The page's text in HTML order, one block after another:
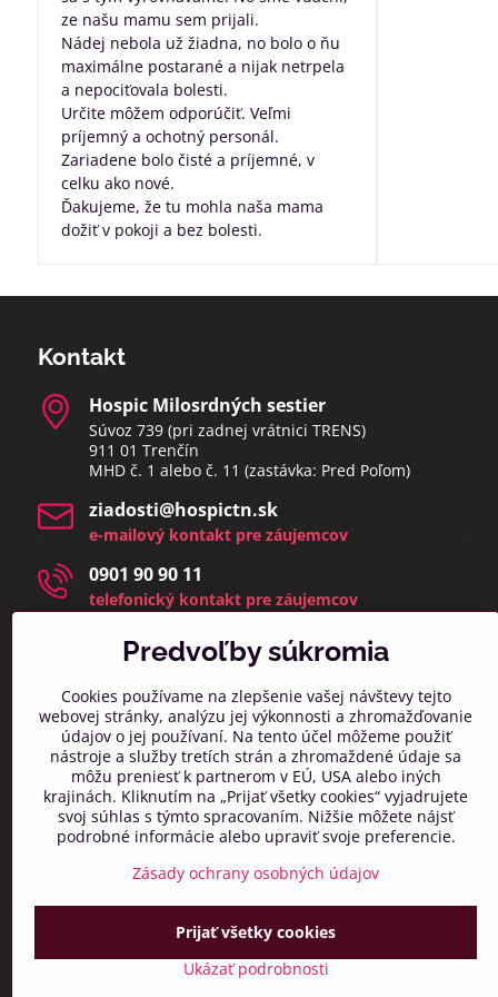
ze našu mamu sem prijali.
Nádej nebola už žiadna, no bolo o ňu
maximálne postarané a nijak netrpela
a nepociťovala bolesti.
Určite môžem odporúčiť. Veľmi
príjemný a ochotný personál.
Zariadene bolo čisté a príjemné, v
celku ako nové.
Ďakujeme, že tu mohla naša mama
dožiť v pokoji a bez bolesti.
Kontakt
Hospic Milosrdných sestier
Súvoz 739 (pri zadnej vrátnici TRENS)
911 01 Trenčín
MHD č. 1 alebo č. 11 (zastávka: Pred Poľom)
ziadosti​@hospictn​.sk
e-mailový kontakt pre záujemcov
0901 90 90 11
telefonický kontakt pre záujemcov
14:00
(zmeškané hovory a osobné návštevy mimo týchto
info​@hospictn​.sk
všeobecný kontaktný mail
0918 606 261
všeobecný telefonický kontakt
032/7417 011
všeobecný telefonický kontakt
Predvoľby súkromia
Cookies používame na zlepšenie vašej návštevy tejto
webovej stránky, analýzu jej výkonnosti a zhromažďovanie
údajov o jej používaní. Na tento účel môžeme použiť
nástroje a služby tretích strán a zhromaždené údaje sa
môžu preniesť k partnerom v EÚ, USA alebo iných
krajinách. Kliknutím na „Prijať všetky cookies“ vyjadrujete
svoj súhlas s týmto spracovaním. Nižšie môžete nájsť
podrobné informácie alebo upraviť svoje preferencie.
Zásady ochrany osobných údajov
Ukázať podrobnosti
Prijať všetky cookies